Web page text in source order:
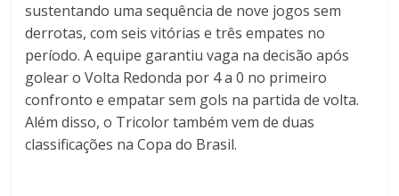
sustentando uma sequência de nove jogos sem
derrotas, com seis vitórias e três empates no
período. A equipe garantiu vaga na decisão após
golear o Volta Redonda por 4 a 0 no primeiro
confronto e empatar sem gols na partida de volta.
Além disso, o Tricolor também vem de duas
classificações na Copa do Brasil.